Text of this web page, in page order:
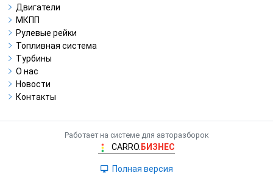
Двигатели
МКПП
Рулевые рейки
Топливная система
Турбины
О нас
Новости
Контакты
Работает на системе для авторазборок
CARRO. БИЗНЕС
Полная версия